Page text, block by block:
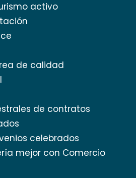
activo
de calidad
de contratos
celebrados
mejor con Comercio